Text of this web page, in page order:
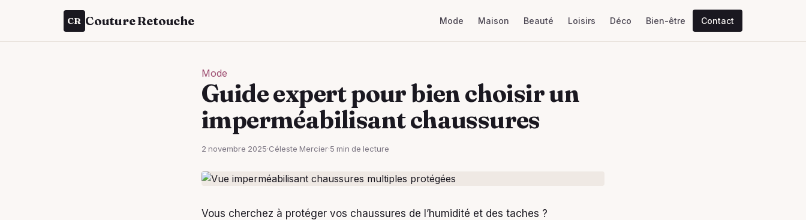
CR Couture Retouche Mode Maison Beauté Loisirs Déco Bien-être Contact
Mode
Guide expert pour bien choisir un
imperméabilisant chaussures
2 novembre 2025·Céleste Mercier·5 min de lecture
Vous cherchez à protéger vos chaussures de l’humidité et des taches ?